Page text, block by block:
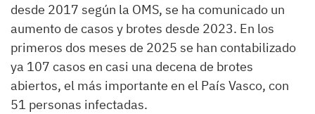
desde 2017 según la OMS, se ha comunicado un
aumento de casos y brotes desde 2023. En los
primeros dos meses de 2025 se han contabilizado
ya 107 casos en casi una decena de brotes
abiertos, el más importante en el País Vasco, con
51 personas infectadas.